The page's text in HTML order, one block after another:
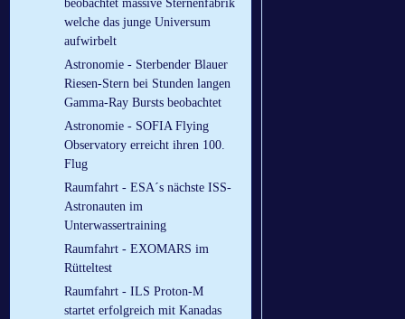
beobachtet massive Sternenfabrik
welche das junge Universum
aufwirbelt
Astronomie - Sterbender Blauer
Riesen-Stern bei Stunden langen
Gamma-Ray Bursts beobachtet
Astronomie - SOFIA Flying
Observatory erreicht ihren 100.
Flug
Raumfahrt - ESA´s nächste ISS-
Astronauten im
Unterwassertraining
Raumfahrt - EXOMARS im
Rütteltest
Raumfahrt - ILS Proton-M
startet erfolgreich mit Kanadas